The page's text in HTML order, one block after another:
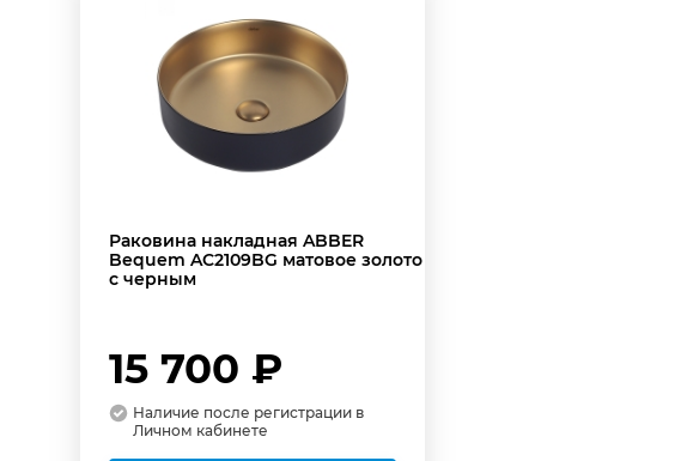
Раковина накладная ABBER
Bequem AC2109BG матовое золото
с черным
15 700 ₽
Наличие после регистрации в
Личном кабинете